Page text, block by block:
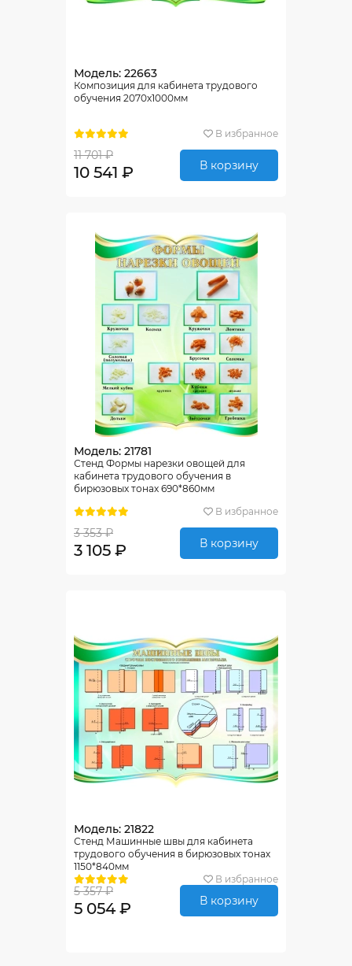
Модель: 22663
Композиция для кабинета трудового
обучения 2070х1000мм
В избранное
11 701 ₽
10 541 ₽ В корзину
Модель: 21781
Стенд Формы нарезки овощей для
кабинета трудового обучения в
бирюзовых тонах 690*860мм
В избранное
3 353 ₽
3 105 ₽ В корзину
Модель: 21822
Стенд Машинные швы для кабинета
трудового обучения в бирюзовых тонах
1150*840мм
В избранное
5 357 ₽
5 054 ₽ В корзину